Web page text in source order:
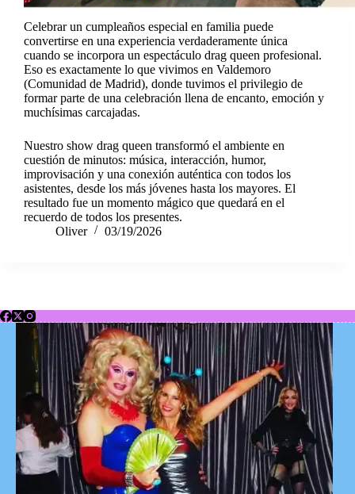
Celebrar un cumpleaños especial en familia puede
convertirse en una experiencia verdaderamente única
cuando se incorpora un espectáculo drag queen profesional.
Eso es exactamente lo que vivimos en Valdemoro
(Comunidad de Madrid), donde tuvimos el privilegio de
formar parte de una celebración llena de encanto, emoción y
muchísimas carcajadas.
Nuestro show drag queen transformó el ambiente en
cuestión de minutos: música, interacción, humor,
improvisación y una conexión auténtica con todos los
asistentes, desde los más jóvenes hasta los mayores. El
resultado fue un momento mágico que quedará en el
recuerdo de todos los presentes.
Oliver
03/19/2026